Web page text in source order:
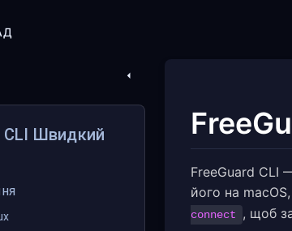
CLI Швидкий
FreeGuard CLI
його на
connect
, щоб